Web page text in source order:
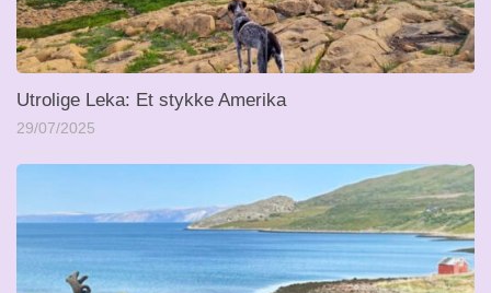
Utrolige Leka: Et stykke Amerika
29/07/2025